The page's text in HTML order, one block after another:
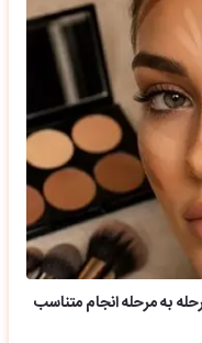
به مرحله انجام متناسب